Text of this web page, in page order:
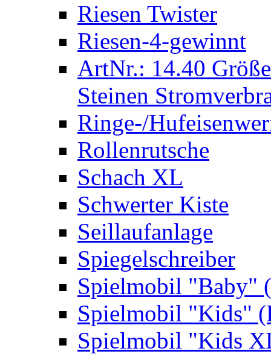
Riesen Twister
Riesen-4-gewinnt
ArtNr.: 14.40
Steinen
Ringe-/
Rollenrutsche
Schach XL
Schwerter Kiste
Seillaufanlage
Spiegelschreiber
Spielmobil "Baby"
Spielmobil "Kids"
Spielmobil "Kids